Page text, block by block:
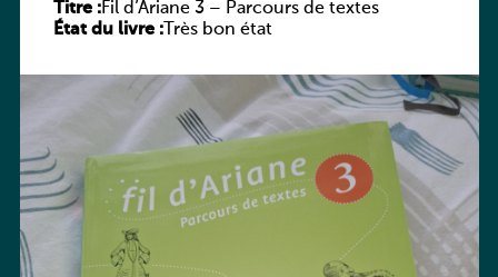
Titre :Fil d’Ariane 3 – Parcours de textes
État du livre :Très bon état